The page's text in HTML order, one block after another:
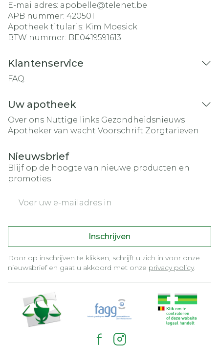
E-mailadres: apobelle@telenet.be
APB nummer: 420501
Apotheek titularis: Kim Moesick
BTW nummer: BE0419591613
Klantenservice
FAQ
Uw apotheek
Over ons Nuttige links Gezondheidsnieuws
Apotheker van wacht Voorschrift Zorgtarieven
Nieuwsbrief
Blijf op de hoogte van nieuwe producten en
promoties
Inschrijven
Door op inschrijven te klikken, schrijft u zich in voor onze
nieuwsbrief en gaat u akkoord met onze privacy policy.